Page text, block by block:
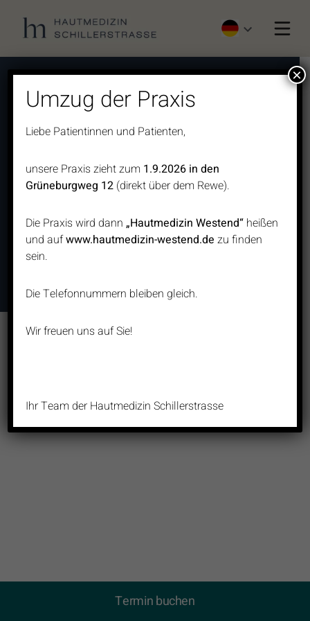
Hautkrebsvorsorge
Operationen
Lasermedizin
Dermatologie
Ästhetik
Termin buchen
Mo, Di, Do: 8.00 – 12.00 / 13.30 – 17.30
Mi: 8.00 – 12.00 / 13.30 – 15.30
Telefon: 069 6771122
Privat/Ästhetik: 0176 62689474
E-Mail:kontakt@hautmedizin-schillerstrasse.de
Schillerstraße 28 | 60313 Frankfurt a.M.
DATENSCHUTZ IMPRESSUM
Umzug der Praxis
Liebe Patientinnen und Patienten,
unsere Praxis zieht zum 1.9.2026 in den
Grüneburgweg 12 (direkt über dem Rewe).
Die Praxis wird dann„Hautmedizin Westend“ heißen
und aufwww.hautmedizin-westend.de zu finden
sein.
Die Telefonnummern bleiben gleich.
Wir freuen uns auf Sie!
Ihr Team der Hautmedizin Schillerstrasse
×